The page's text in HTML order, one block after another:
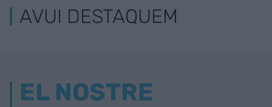
AVUI DESTAQUEM
EL NOSTRE